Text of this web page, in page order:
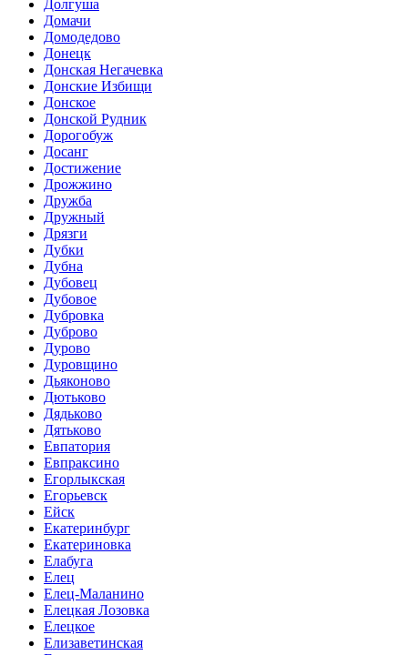
Долгуша
Домачи
Домодедово
Донецк
Донская Негачевка
Донские Избищи
Донское
Донской Рудник
Дорогобуж
Досанг
Достижение
Дрожжино
Дружба
Дружный
Дрязги
Дубки
Дубна
Дубовец
Дубовое
Дубровка
Дуброво
Дурово
Дуровщино
Дьяконово
Дютьково
Дядьково
Дятьково
Евпатория
Евпраксино
Егорлыкская
Егорьевск
Ейск
Екатеринбург
Екатериновка
Елабуга
Елец
Елец-Маланино
Елецкая Лозовка
Елецкое
Елизаветинская